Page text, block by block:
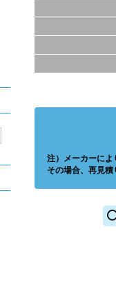
注）メーカーによ
その場合、再見積